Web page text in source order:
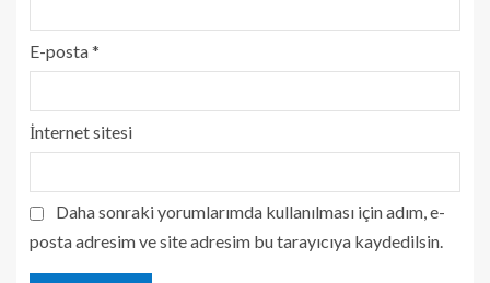
E-posta*
İnternet sitesi
Daha sonraki yorumlarımda kullanılması için adım, e-
posta adresim ve site adresim bu tarayıcıya kaydedilsin.